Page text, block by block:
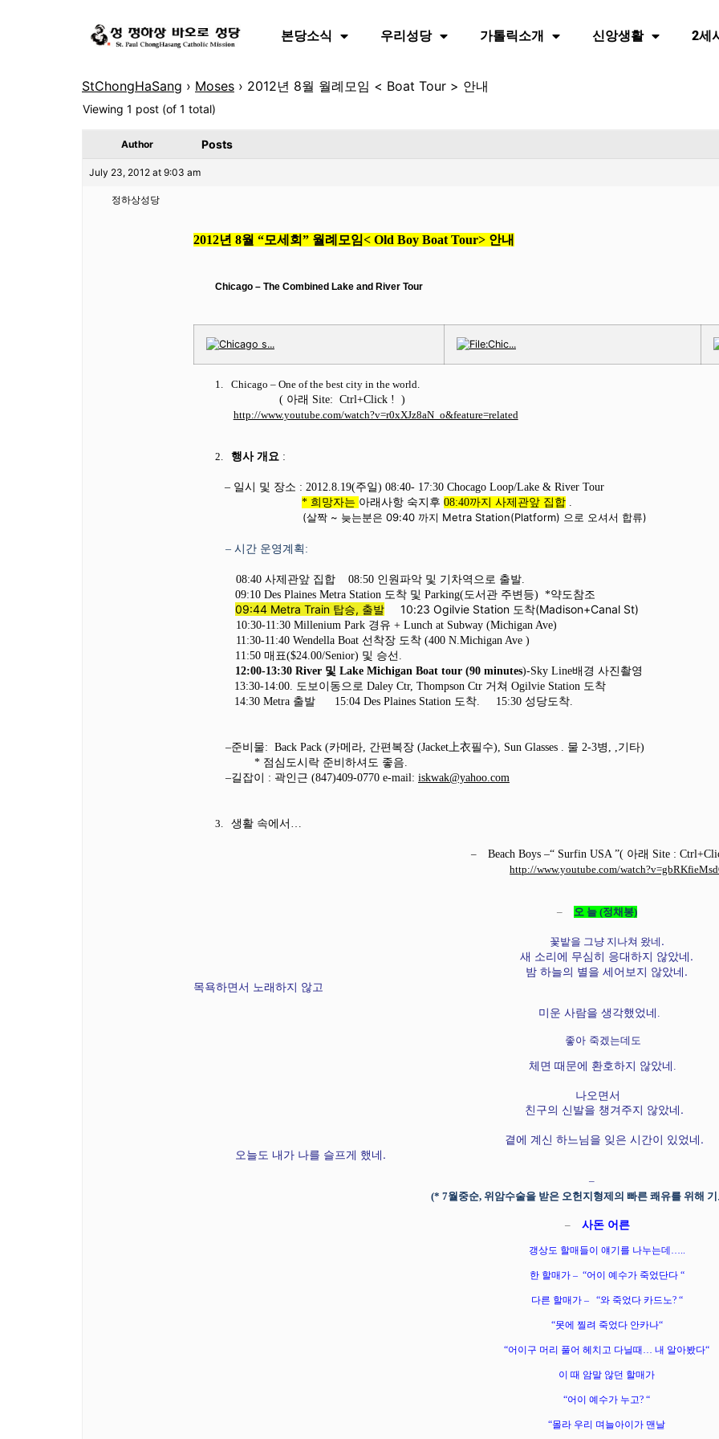
본당소식 우리성당 가톨릭소개 신앙생활 2세
StChongHaSang › Moses › 2012년 8월 월례모임 < Boat Tour > 안내
Viewing 1 post (of 1 total)
Author Posts
July 23, 2012 at 9:03 am
정하상성당
2012년 8월 “모세회 ” 월례모임< Old Boy Boat Tour> 안내
Chicago – The Combined Lake and River Tour
1.
Chicago – One of the best city in the world.
( 아래 Site: Ctrl+Click !
)
http://www.youtube.com/watch?v=r0xXJz8aN_o&feature=related
2. 행사 개요:
– 일시 및 장소 : 2012.8.19(주일) 08:40- 17:30 Chocago Loop/Lake & River Tour
* 희망자는 아래사항 숙지후 08:40까지 사제관앞 집합.
(살짝 ~ 늦는분은 09:40 까지 Metra Station(Platform) 으로 오셔서 합류)
– 시간 운영계획 :
08:40사제관앞 집합 08:50 인원파악 및 기차역으로 출발.
09:10 Des Plaines Metra Station 도착 및 Parking(도서관 주변등) *약도참조
09:44 Metra Train 탑승, 출발 10:23 Ogilvie Station 도착(Madison+Canal St)
10:30-11:30 Millenium Park 경유 + Lunch at Subway (Michigan Ave)
11:30-11:40 Wendella Boat선착장 도착 (400 N.Michigan Ave )
11:50 매표($24.00/Senior) 및 승선 .
12:00-13:30 River 및 Lake Michigan Boat tour (90 minutes)-Sky Line배경 사진촬영
13:30-14:00. 도보이동으로 Daley Ctr, Thompson Ctr 거쳐 Ogilvie Station 도착
14:30 Metra 출발 15:04 Des Plaines Station 도착. 15:30 성당도착.
–준비물: Back Pack (카메라, 간편복장 (Jacket上衣필수), Sun Glasses . 물 2-3병 , ,기타)
* 점심도시락 준비하셔도 좋음.
–길잡이 : 곽인근 (847)409-0770 e-mail: iskwak@yahoo.com
3. 생활 속에서 …
– Beach Boys –“ Surfin USA ”( 아래 Site :
http://www.youtube.com/
– 오 늘(정채봉)
꽃밭을 그냥 지나쳐 왔네 .
새 소리에 무심히 응대하지 않았네.
밤 하늘의 별을 세어보지 않았네.
목욕하면서 노래하지 않고
미운 사람을 생각했었네 .
좋아 죽겠는데도
체면 때문에 환호하지 않았네
나오면서
친구의 신발을 챙겨주지 않았네.
곁에 계신 하느님을 잊은 시간이 있었네.
오늘도 내가 나를 슬프게 했네.
–
(* 7월중순, 위암수술을 받은 오헌지형제의 빠른 쾌유를 위해
– 사돈 어른
갱상도 할매들이 얘기를 나누는데
한 할매가– “어이 예수가 죽었단다“
다른 할매가– “와 죽었다 카드노? “
“못에 찔려 죽었다 안카나“
“어이구 머리 풀어 헤치고 다닐때 …내 알아봤다“
이 때 암말 않던 할매가
“어이 예수가 누고? “
“몰라 우리 며늘아이가 맨날